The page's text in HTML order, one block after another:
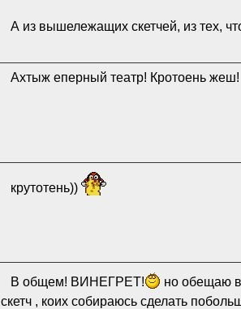
А из вышележащих скетчей, из тех,
Ахтыж еперный театр! Кротоень жеш!
крутотень))
В общем! ВИНЕГРЕТ! но обещаю
скетч , коих собираюсь сделать